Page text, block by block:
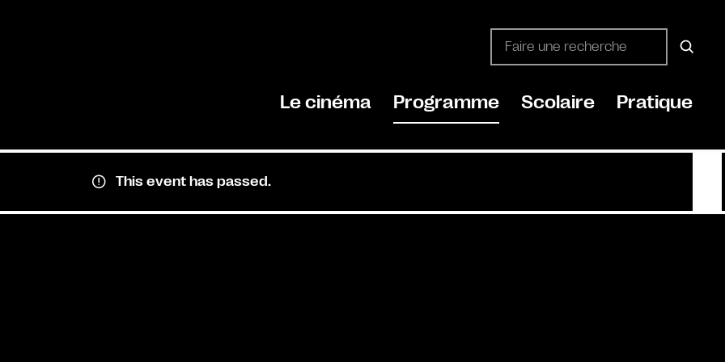
Le cinéma Programme Scolaire Pratique
This event has passed.